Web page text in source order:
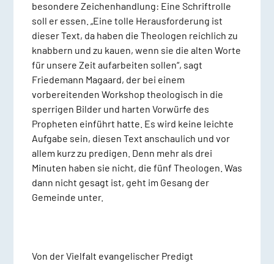
besondere Zeichenhandlung: Eine Schriftrolle
soll er essen. „Eine tolle Herausforderung ist
dieser Text, da haben die Theologen reichlich zu
knabbern und zu kauen, wenn sie die alten Worte
für unsere Zeit aufarbeiten sollen“, sagt
Friedemann Magaard, der bei einem
vorbereitenden Workshop theologisch in die
sperrigen Bilder und harten Vorwürfe des
Propheten einführt hatte. Es wird keine leichte
Aufgabe sein, diesen Text anschaulich und vor
allem kurz zu predigen. Denn mehr als drei
Minuten haben sie nicht, die fünf Theologen. Was
dann nicht gesagt ist, geht im Gesang der
Gemeinde unter.
Von der Vielfalt evangelischer Predigt